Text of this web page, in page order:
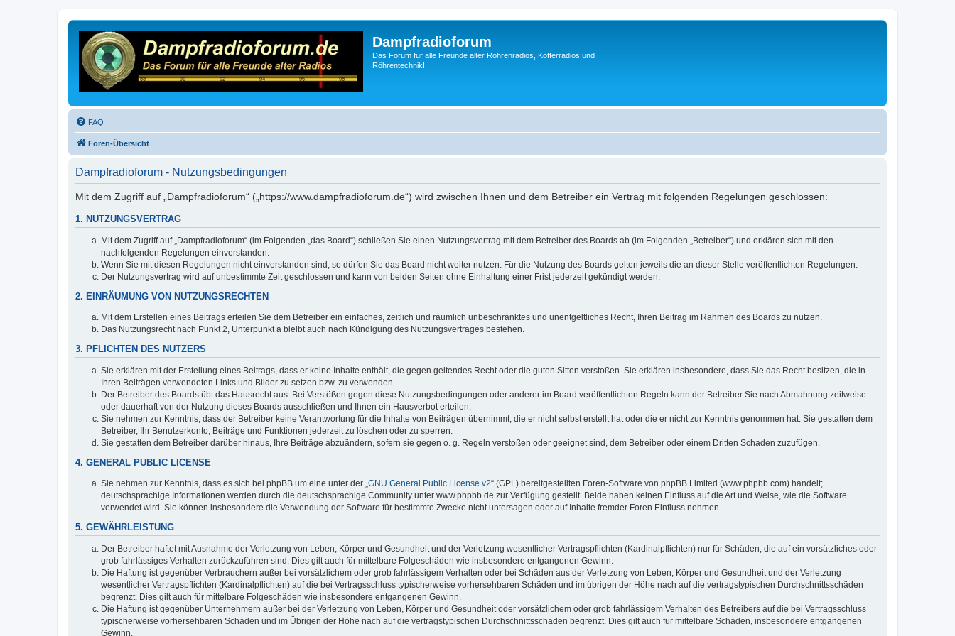
Dampfradioforum
Das Forum für alle Freunde alter Röhrenradios, Kofferradios und
Röhrentechnik!
FAQ
Foren-Übersicht
Dampfradioforum - Nutzungsbedingungen
Mit dem Zugriff auf „Dampfradioforum“ („https://www.dampfradioforum.de“) wird zwischen Ihnen und dem Betreiber ein Vertrag mit folgenden Regelungen geschlossen:
1. NUTZUNGSVERTRAG
Mit dem Zugriff auf „Dampfradioforum“ (im Folgenden „das Board“) schließen Sie einen Nutzungsvertrag mit dem Betreiber des Boards ab (im Folgenden „Betreiber“) und erklären sich mit den
nachfolgenden Regelungen einverstanden.
Wenn Sie mit diesen Regelungen nicht einverstanden sind, so dürfen Sie das Board nicht weiter nutzen. Für die Nutzung des Boards gelten jeweils die an dieser Stelle veröffentlichten Regelungen.
Der Nutzungsvertrag wird auf unbestimmte Zeit geschlossen und kann von beiden Seiten ohne Einhaltung einer Frist jederzeit gekündigt werden.
2. EINRÄUMUNG VON NUTZUNGSRECHTEN
Mit dem Erstellen eines Beitrags erteilen Sie dem Betreiber ein einfaches, zeitlich und räumlich unbeschränktes und unentgeltliches Recht, Ihren Beitrag im Rahmen des Boards zu nutzen.
Das Nutzungsrecht nach Punkt 2, Unterpunkt a bleibt auch nach Kündigung des Nutzungsvertrages bestehen.
3. PFLICHTEN DES NUTZERS
Sie erklären mit der Erstellung eines Beitrags, dass er keine Inhalte enthält, die gegen geltendes Recht oder die guten Sitten verstoßen. Sie erklären insbesondere, dass Sie das Recht besitzen, die in
Ihren Beiträgen verwendeten Links und Bilder zu setzen bzw. zu verwenden.
Der Betreiber des Boards übt das Hausrecht aus. Bei Verstößen gegen diese Nutzungsbedingungen oder anderer im Board veröffentlichten Regeln kann der Betreiber Sie nach Abmahnung zeitweise
oder dauerhaft von der Nutzung dieses Boards ausschließen und Ihnen ein Hausverbot erteilen.
Sie nehmen zur Kenntnis, dass der Betreiber keine Verantwortung für die Inhalte von Beiträgen übernimmt, die er nicht selbst erstellt hat oder die er nicht zur Kenntnis genommen hat. Sie gestatten dem
Betreiber, Ihr Benutzerkonto, Beiträge und Funktionen jederzeit zu löschen oder zu sperren.
Sie gestatten dem Betreiber darüber hinaus, Ihre Beiträge abzuändern, sofern sie gegen o. g. Regeln verstoßen oder geeignet sind, dem Betreiber oder einem Dritten Schaden zuzufügen.
4. GENERAL PUBLIC LICENSE
Sie nehmen zur Kenntnis, dass es sich bei phpBB um eine unter der „GNU General Public License v2“ (GPL) bereitgestellten Foren-Software von phpBB Limited (www.phpbb.com) handelt;
deutschsprachige Informationen werden durch die deutschsprachige Community unter www.phpbb.de zur Verfügung gestellt. Beide haben keinen Einfluss auf die Art und Weise, wie die Software
verwendet wird. Sie können insbesondere die Verwendung der Software für bestimmte Zwecke nicht untersagen oder auf Inhalte fremder Foren Einfluss nehmen.
5. GEWÄHRLEISTUNG
Der Betreiber haftet mit Ausnahme der Verletzung von Leben, Körper und Gesundheit und der Verletzung wesentlicher Vertragspflichten (Kardinalpflichten) nur für Schäden, die auf ein vorsätzliches oder
grob fahrlässiges Verhalten zurückzuführen sind. Dies gilt auch für mittelbare Folgeschäden wie insbesondere entgangenen Gewinn.
Die Haftung ist gegenüber Verbrauchern außer bei vorsätzlichem oder grob fahrlässigem Verhalten oder bei Schäden aus der Verletzung von Leben, Körper und Gesundheit und der Verletzung
wesentlicher Vertragspflichten (Kardinalpflichten) auf die bei Vertragsschluss typischerweise vorhersehbaren Schäden und im übrigen der Höhe nach auf die vertragstypischen Durchschnittsschäden
begrenzt. Dies gilt auch für mittelbare Folgeschäden wie insbesondere entgangenen Gewinn.
Die Haftung ist gegenüber Unternehmern außer bei der Verletzung von Leben, Körper und Gesundheit oder vorsätzlichem oder grob fahrlässigem Verhalten des Betreibers auf die bei Vertragsschluss
typischerweise vorhersehbaren Schäden und im Übrigen der Höhe nach auf die vertragstypischen Durchschnittsschäden begrenzt. Dies gilt auch für mittelbare Schäden, insbesondere entgangenen
Gewinn.